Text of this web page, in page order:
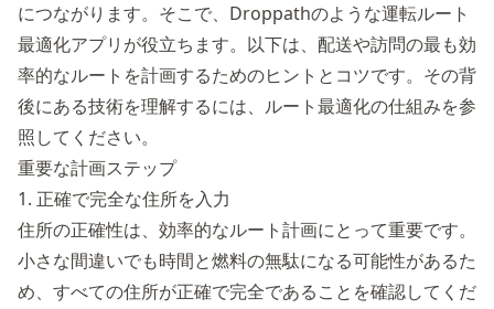
につながります。そこで、Droppathのような運転ルート
最適化アプリが役立ちます。以下は、配送や訪問の最も効
率的なルートを計画するためのヒントとコツです。その背
後にある技術を理解するには、 ルート最適化の仕組みを参
照してください。
重要な計画ステップ
1. 正確で完全な住所を入力
住所の正確性は、効率的なルート計画にとって重要です。
小さな間違いでも時間と燃料の無駄になる可能性があるた
め、すべての住所が正確で完全であることを確認してくだ